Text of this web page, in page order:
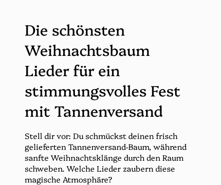
Die schönsten
Weihnachtsbaum
Lieder für ein
stimmungsvolles Fest
mit Tannenversand
Stell dir vor: Du schmückst deinen frisch
gelieferten Tannenversand-Baum, während
sanfte Weihnachtsklänge durch den Raum
schweben. Welche Lieder zaubern diese
magische Atmosphäre?